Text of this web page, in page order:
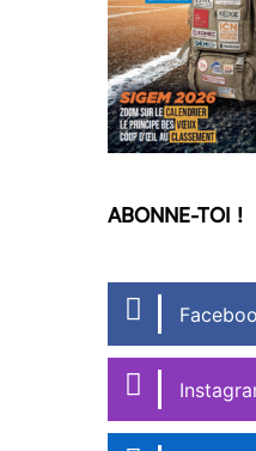
ABONNE-TOI !